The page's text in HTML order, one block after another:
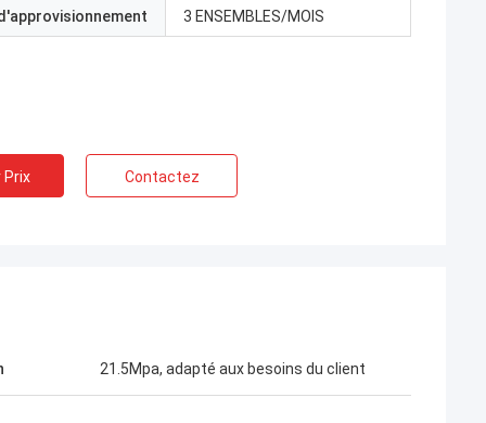
3 ENSEMBLES/MOIS
Prix Contactez
21.5Mpa, adapté aux besoins du client